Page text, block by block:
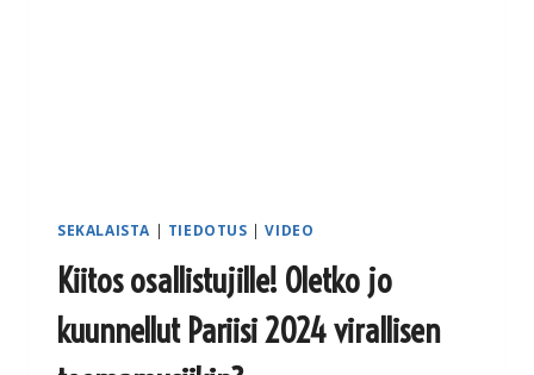
SEKALAISTA | TIEDOTUS |VIDEO
Kiitos osallistujille! Oletko jo
kuunnellut Pariisi 2024 virallisen